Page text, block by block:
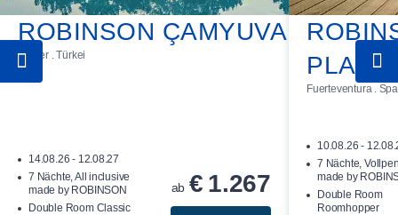
ROBINSON ÇAMYUVA
Kemer . Türkei
14.08.26 - 12.08.27
7 Nächte, All inclusive
made by ROBINSON
Double Room Classic
ab € 1.267
PLAYA
Fuerteventura .
10.08.26 -
7 Nächte,
made by
Double Room
Roomhopper